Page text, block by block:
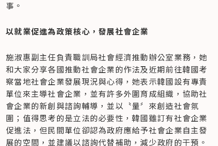
事。
以就業促進為政策核心，發展社會企業
施淑惠副主任負責職訓局社會經濟推動辦公室業務，她
和大家分享各國推動社會企業的作法及近期前往韓國考
察當地社會企業發展現況與心得，她表示韓國設有專責
單位來主導社會企業，並有許多外圍育成組織，協助社
會企業的新創與諮詢輔導，並以〝量〞來創造社會氛
圍；值得思考的是立法的必要性，韓國雖訂有社會企業
促進法，但民間單位卻認為政府應給予社會企業自主發
展的空間，並建議以諮詢代替補助，減少政府的干預。